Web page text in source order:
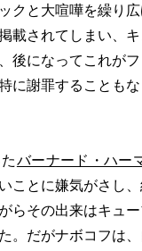
クと大喧嘩を繰り
載されてしまい、
後になってこれが
に謝罪することも
バーナード・ハー
ことに嫌気がさし
らその出来はキュ
。だがナボコフは